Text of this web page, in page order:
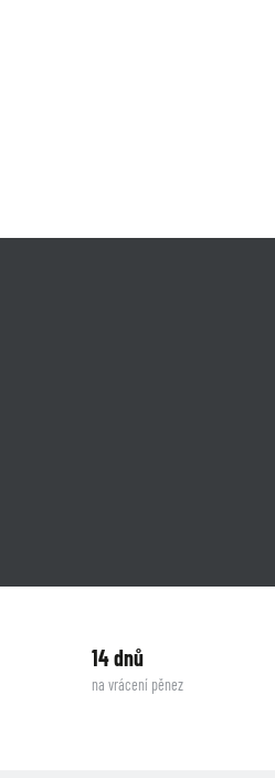
14 dnů
na vrácení pěnez